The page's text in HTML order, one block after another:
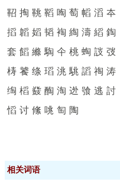
鞀 掏 鞉 鞱 啕 萄 幍 滔 夲
搯 韜 嫍 韬 裪 綯 濤 縚 鋾
套 饀 縧 騊 仐 桃 蜪 詜 弢
梼 饕 绦 瑫 洮 駣 謟 祹 涛
绹 槄 鼗 醄 淘 迯 飸 逃 討
慆 讨 絛 咷 匋 陶
相关词语